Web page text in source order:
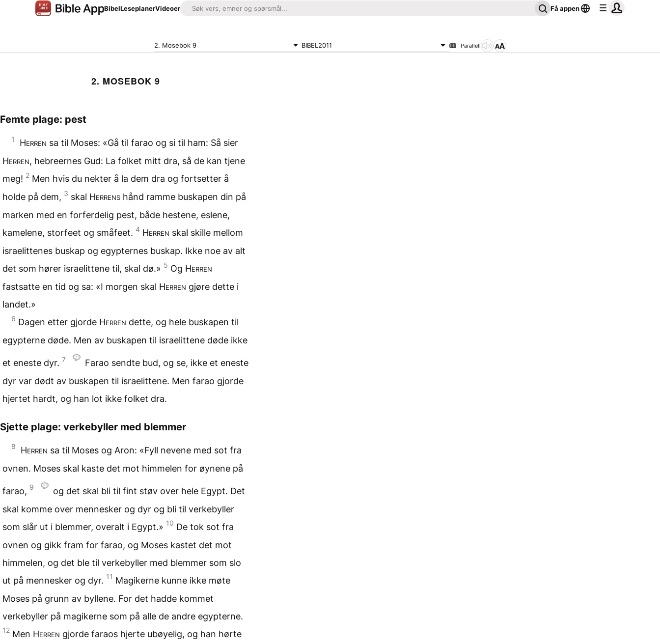
BibelLeseplanerVideoer Få appen
2. Mosebok 9 BIBEL2011 Parallell
2. MOSEBOK 9
Femte plage: pest
1 Herren sa til Moses: «Gå til farao og si til ham: Så sier
Herren, hebreernes Gud: La folket mitt dra, så de kan tjene
meg! 2 Men hvis du nekter å la dem dra og fortsetter å
holde på dem, 3 skal Herrens hånd ramme buskapen din på
marken med en forferdelig pest, både hestene, eslene,
kamelene, storfeet og småfeet. 4 Herren skal skille mellom
israelittenes buskap og egypternes buskap. Ikke noe av alt
det som hører israelittene til, skal dø.» 5 Og Herren
fastsatte en tid og sa: «I morgen skal Herren gjøre dette i
landet.»
6 Dagen etter gjorde Herren dette, og hele buskapen til
egypterne døde. Men av buskapen til israelittene døde ikke
et eneste dyr. 7
Farao sendte bud, og se, ikke et eneste
dyr var dødt av buskapen til israelittene. Men farao gjorde
hjertet hardt, og han lot ikke folket dra.
Sjette plage: verkebyller med blemmer
8 Herren sa til Moses og Aron: «Fyll nevene med sot fra
ovnen. Moses skal kaste det mot himmelen for øynene på
farao, 9
og det skal bli til fint støv over hele Egypt. Det
skal komme over mennesker og dyr og bli til verkebyller
som slår ut i blemmer, overalt i Egypt.» 10 De tok sot fra
ovnen og gikk fram for farao, og Moses kastet det mot
himmelen, og det ble til verkebyller med blemmer som slo
ut på mennesker og dyr. 11 Magikerne kunne ikke møte
Moses på grunn av byllene. For det hadde kommet
verkebyller på magikerne som på alle de andre egypterne.
12 Men Herren gjorde faraos hjerte ubøyelig, og han hørte